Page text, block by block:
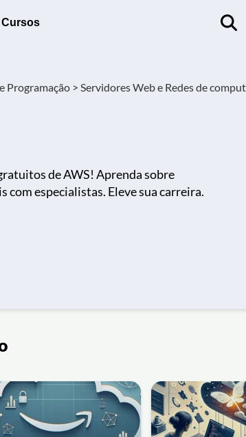
Cursos
Programação > Servidores Web e Redes de
de AWS! Aprenda sobre
com especialistas. Eleve sua carreira.